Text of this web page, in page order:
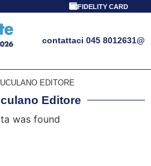
FIDELITY CARD
contattaci 045 8012631@
EDITORE
Editore
was found